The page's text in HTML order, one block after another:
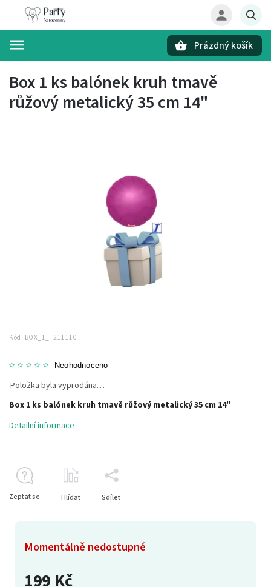
Prázdný košík
Box 1 ks balónek kruh tmavě
růžový metalický 35 cm 14"
Kód: BOX_1_T211110
Neohodnoceno
199 Kč
Momentálně nedostupné
Položka byla vyprodána…
Box 1 ks balónek kruh tmavě růžový metalický 35 cm 14"
Detailní informace
Zeptat se Hlídat Sdílet